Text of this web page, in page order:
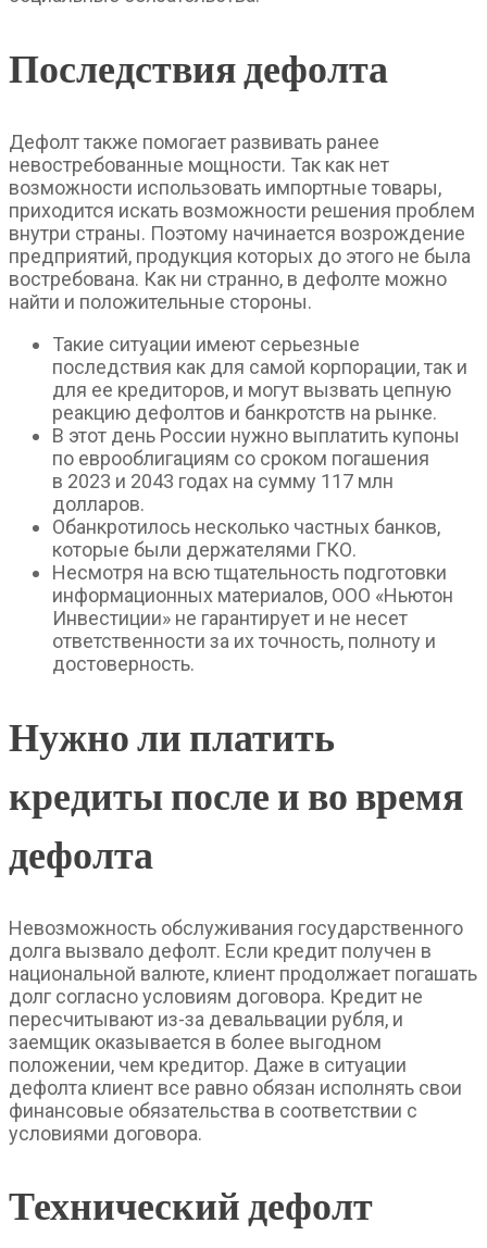
Последствия дефолта
Дефолт также помогает развивать ранее
невостребованные мощности. Так как нет
возможности использовать импортные товары,
приходится искать возможности решения проблем
внутри страны. Поэтому начинается возрождение
предприятий, продукция которых до этого не была
востребована. Как ни странно, в дефолте можно
найти и положительные стороны.
Такие ситуации имеют серьезные
последствия как для самой корпорации, так и
для ее кредиторов, и могут вызвать цепную
реакцию дефолтов и банкротств на рынке.
В этот день России нужно выплатить купоны
по еврооблигациям со сроком погашения
в 2023 и 2043 годах на сумму 117 млн
долларов.
Обанкротилось несколько частных банков,
которые были держателями ГКО.
Несмотря на всю тщательность подготовки
информационных материалов, ООО «Ньютон
Инвестиции» не гарантирует и не несет
ответственности за их точность, полноту и
достоверность.
Нужно ли платить
кредиты после и во время
дефолта
Невозможность обслуживания государственного
долга вызвало дефолт. Если кредит получен в
национальной валюте, клиент продолжает погашать
долг согласно условиям договора. Кредит не
пересчитывают из-за девальвации рубля, и
заемщик оказывается в более выгодном
положении, чем кредитор. Даже в ситуации
дефолта клиент все равно обязан исполнять свои
финансовые обязательства в соответствии с
условиями договора.
Технический дефолт